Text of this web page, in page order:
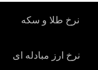
نرخ طلا و سکه
نرخ ارز مبادله ای